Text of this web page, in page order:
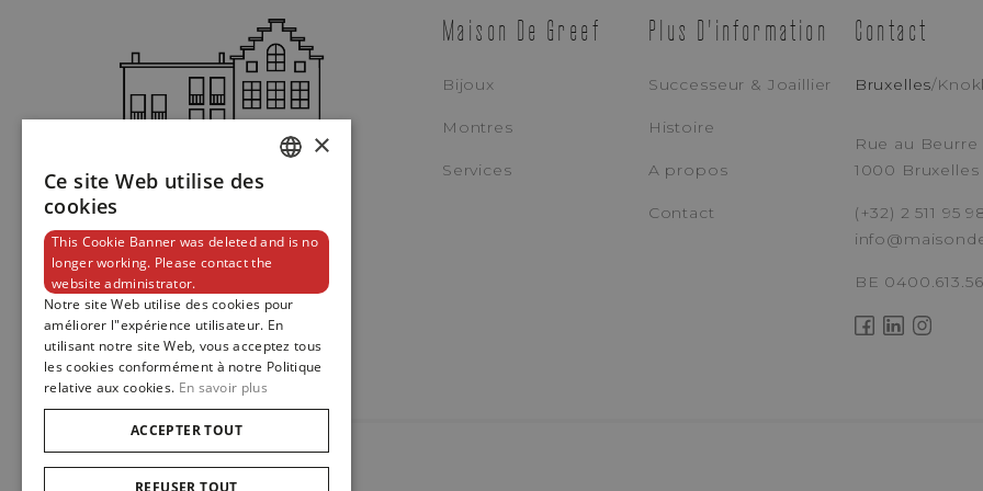
Demeglio
BRACELET EXTENSIBLE EN OR
JAUNE SERTI DE SAPHIRS EN
ARC-EN-CIEL
ENVOYEZ
Maison De Greef
Bijoux
Montres
Services
Plus D'information
Successeur & Joaillier
Histoire
A propos
Contact
Contact
Bruxelles/
Rue au Beurre
1000 Bruxelles
(+32) 2 511 95
BE
×
Ce site Web utilise des
cookies
This Cookie Banner was deleted and is no
longer working. Please contact the
website administrator.
Notre site Web utilise des cookies pour
améliorer l"expérience utilisateur. En
utilisant notre site Web, vous acceptez tous
les cookies conformément à notre Politique
relative aux cookies. En savoir plus
ACCEPTER TOUT
REFUSER TOUT